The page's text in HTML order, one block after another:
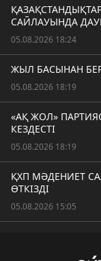
САЙЛАУЫНДА
05.08.2026 18:24
ЖЫЛ БАСЫНАН
05.08.2026 18:19
«АҚ ЖОЛ»
КЕЗДЕСТІ
05.08.2026 18:19
ҚХП МӘДЕНИЕТ
ӨТКІЗДІ
05.08.2026 15:05